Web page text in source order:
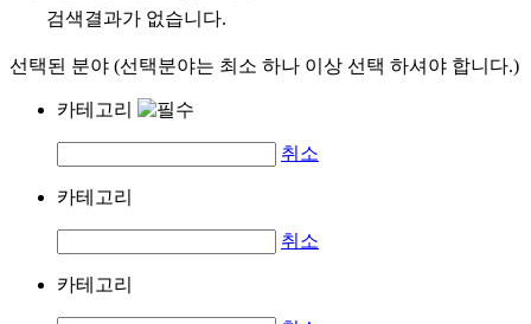
검색결과가 없습니다.
선택된 분야 (선택분야는 최소 하나 이상 선택 하셔야 합니다.)
카테고리
취소
카테고리
취소
카테고리